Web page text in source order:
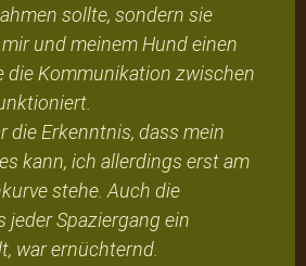
sollte, sondern sie
und meinem Hund einen
die Kommunikation zwischen
die Erkenntnis, dass mein
kann, ich allerdings erst am
stehe. Auch die
jeder Spaziergang ein
war ernüchternd.